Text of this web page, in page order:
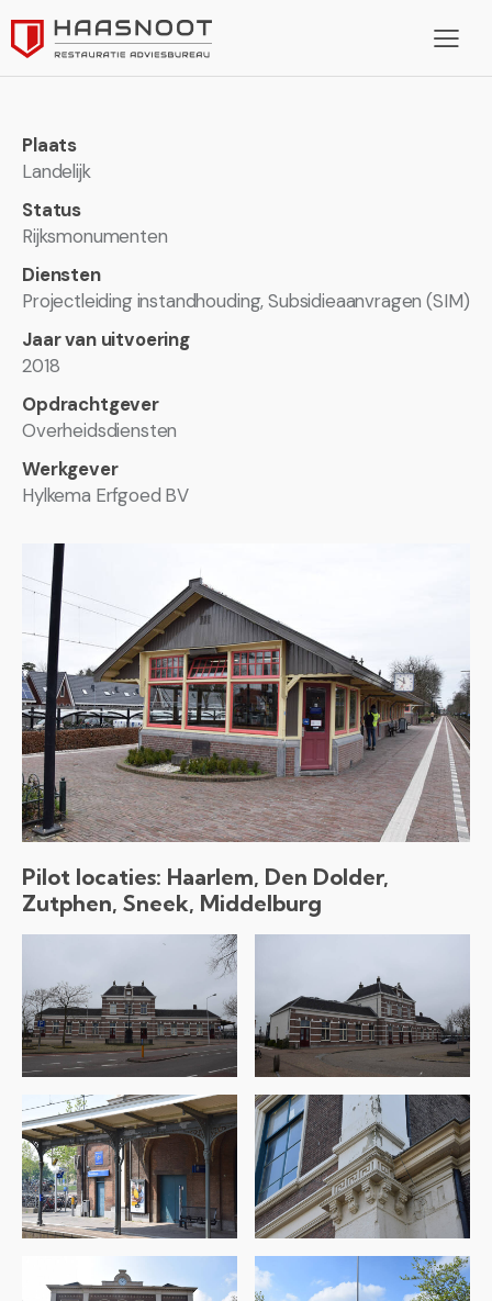
Plaats
Landelijk
Status
Rijksmonumenten
Diensten
Projectleiding instandhouding, Subsidieaanvragen (SIM)
Jaar van uitvoering
2018
Opdrachtgever
Overheidsdiensten
Werkgever
Hylkema Erfgoed BV
Pilot locaties: Haarlem, Den Dolder,
Zutphen, Sneek, Middelburg